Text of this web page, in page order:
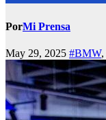
PorMi Prensa
May 29, 2025 #BMW,